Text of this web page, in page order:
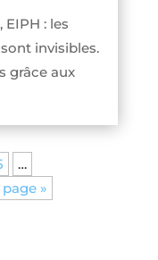
: les
invisibles.
grâce aux
…
»